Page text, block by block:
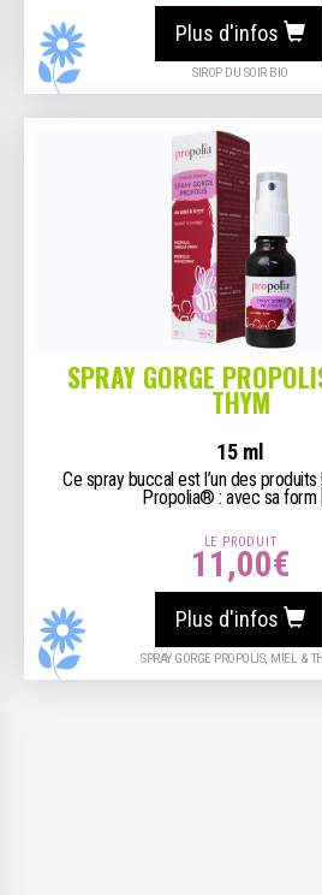
Plus d'infos
SIROP DU SOIR BIO
SPRAY GORGE
THYM
15 ml
Ce spray buccal est l’un des
Propolia® : avec sa form
LE PRODUIT
11,00€
Plus d'infos
SPRAY GORGE PROPOLIS, MIEL &